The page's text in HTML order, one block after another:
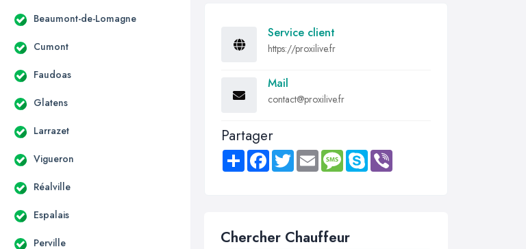
Beaumont-de-Lomagne
Cumont
Faudoas
Glatens
Larrazet
Vigueron
Réalville
Espalais
Perville
Service client
https://proxilive.fr
Mail
contact@proxilive.fr
Partager
Share FacebookTwitter Email MessageSkype
Chercher Chauffeur